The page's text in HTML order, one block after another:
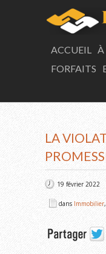
ACCUEIL À
FORFAITS
LA
19 février 2022
dans Immobilier,